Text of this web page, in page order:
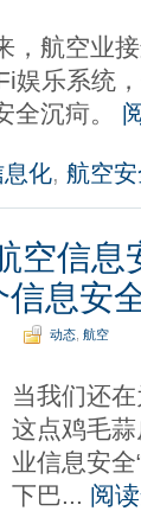
，航空业
娱乐系统
全沉疴。
化, 航空
空信息
息安
动态 航空
当我们还
这点鸡毛
业信息安
下巴... 阅